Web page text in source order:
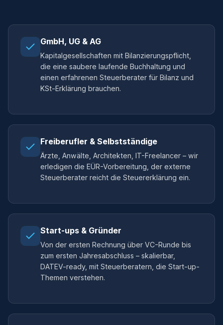
GmbH, UG & AG
Kapitalgesellschaften mit Bilanzierungspflicht,
die eine saubere laufende Buchhaltung und
einen erfahrenen Steuerberater für Bilanz und
KSt-Erklärung brauchen.
Freiberufler & Selbstständige
Ärzte, Anwälte, Architekten, IT-Freelancer – wir
erledigen die EÜR-Vorbereitung, der externe
Steuerberater reicht die Steuererklärung ein.
Start-ups & Gründer
Von der ersten Rechnung über VC-Runde bis
zum ersten Jahresabschluss – skalierbar,
DATEV-ready, mit Steuerberatern, die Start-up-
Themen verstehen.